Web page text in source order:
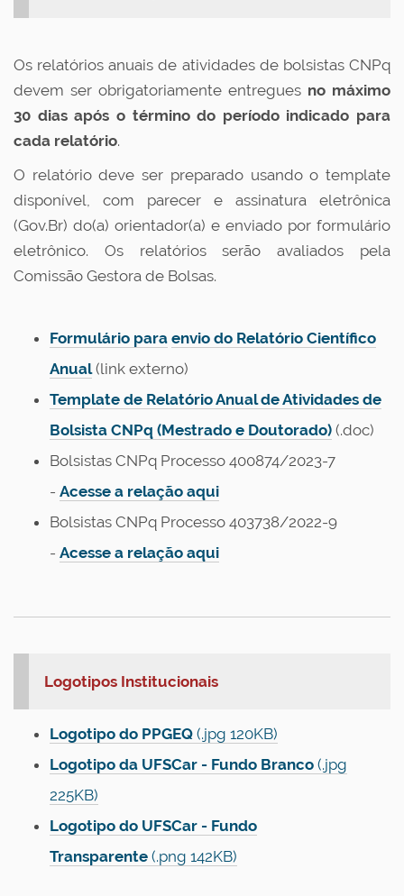
Os relatórios anuais de atividades de bolsistas CNPq
devem ser obrigatoriamente entregues no máximo
30 dias após o término do período indicado para
cada relatório.
O relatório deve ser preparado usando o template
disponível, com parecer e assinatura eletrônica
(Gov.Br) do(a) orientador(a) e enviado por formulário
eletrônico. Os relatórios serão avaliados pela
Comissão Gestora de Bolsas.
Formulário para envio do Relatório Científico
Anual(link externo)
Template de Relatório Anual de Atividades de
Bolsista CNPq (Mestrado e Doutorado) (.doc)
Bolsistas CNPq Processo 400874/2023-7
- Acesse a relação aqui
Bolsistas CNPq Processo 403738/2022-9
- Acesse a relação aqui
Logotipos Institucionais
Logotipo do PPGEQ (.jpg 120KB)
Logotipo da UFSCar - Fundo Branco (.jpg
225KB)
Logotipo do UFSCar - Fundo
Transparente (.png 142KB)